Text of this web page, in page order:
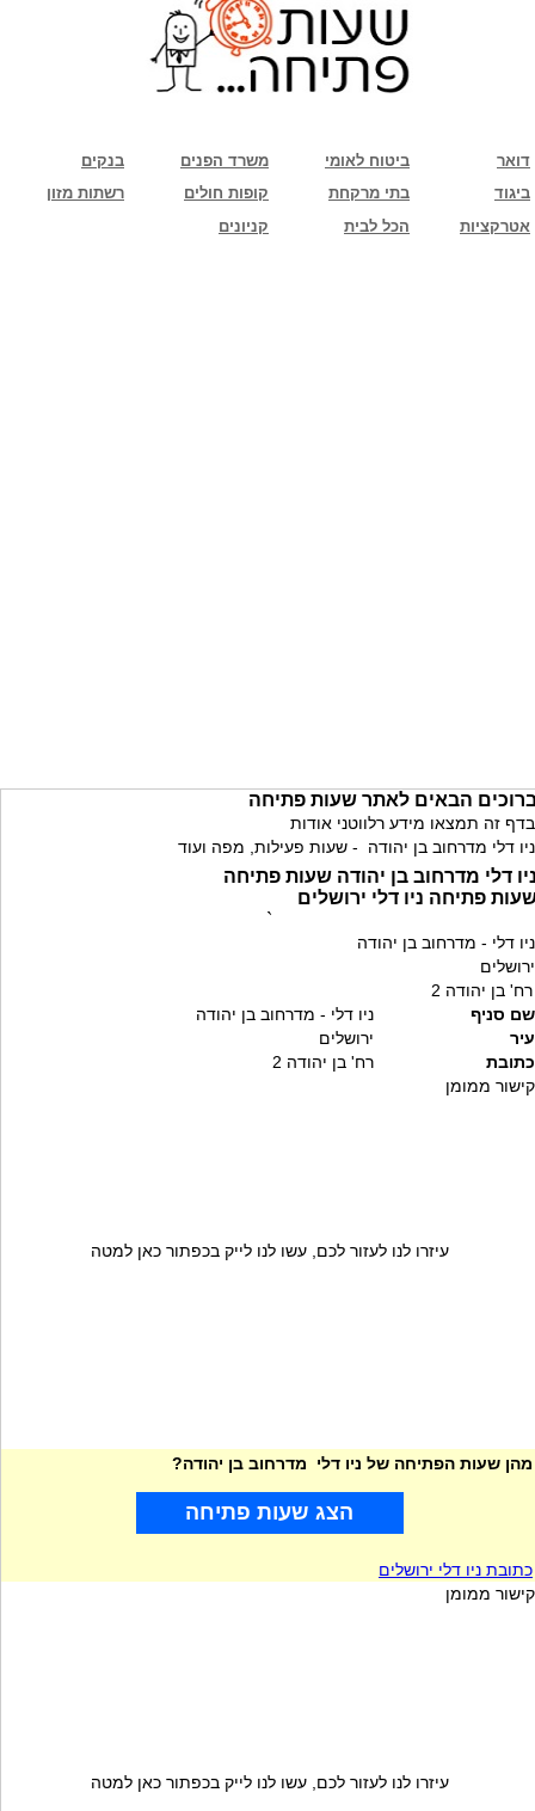
בנקים משרד הפנים ביטוח לאומי
דואר
רשתות מזון
קופות חולים בתי מרקחת
ביגוד
קניונים
הכל לבית אטרקציות
הבאים לאתר שעות פתיחה
בדף זה תמצאו מידע רלווטני אודות
ניו דלי מדרחוב בן יהודה - שעות פעילות, מפה ועוד
דלי מדרחוב בן יהודה שעות פתיחה
פתיחה ניו דלי ירושלים
`
ניו דלי - מדרחוב בן יהודה
ירושלים
רח' בן יהודה 2
שם סניף
ניו דלי - מדרחוב בן יהודה
עיר
ירושלים
כתובת
רח' בן יהודה 2
קישור ממומן
עיזרו לנו לעזור לכם, עשו לנו לייק בכפתור כאן למטה
מהן שעות הפתיחה של ניו דלי מדרחוב בן יהודה?
הצג שעות פתיחה
כתובת ניו דלי ירושלים
קישור ממומן
עיזרו לנו לעזור לכם, עשו לנו לייק בכפתור כאן למטה